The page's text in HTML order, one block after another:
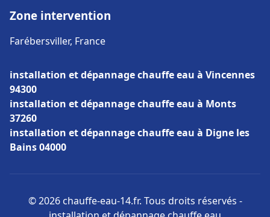
Zone intervention
Farébersviller, France
installation et dépannage chauffe eau à Vincennes
94300
installation et dépannage chauffe eau à Monts
37260
installation et dépannage chauffe eau à Digne les
Bains 04000
© 2026 chauffe-eau-14.fr. Tous droits réservés -